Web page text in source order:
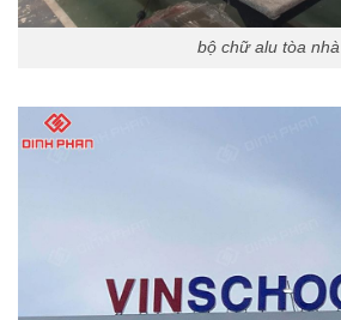
bộ chữ alu tòa nhà